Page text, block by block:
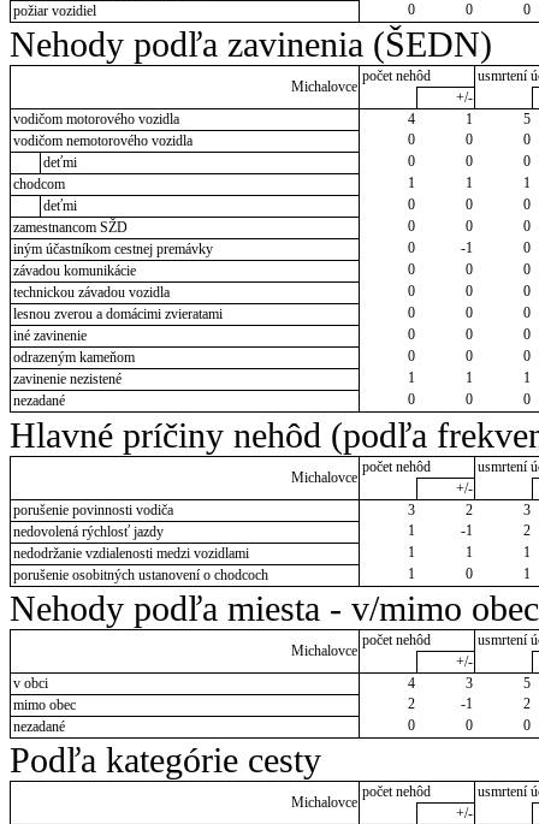
požiar vozidiel
0 0 0
Nehody podľa zavinenia (ŠEDN)
Michalovce
počet nehôd
usmrtení
+/-
vodičom motorového vozidla
4 1
5
vodičom nemotorového vozidla
0 0
0
deťmi
0 0
0
chodcom
1 1
1
deťmi
0 0
0
zamestnancom SŽD
0 0
0
iným účastníkom cestnej premávky
0 -1
0
závadou komunikácie
0 0
0
technickou závadou vozidla
0 0
0
lesnou zverou a domácimi zvieratami
0 0
0
iné zavinenie
0 0
0
odrazeným kameňom
0 0
0
zavinenie nezistené
1 1
1
nezadané
0 0 0
Hlavné príčiny nehôd (podľa
Michalovce
počet nehôd
usmrtení
+/-
porušenie povinnosti vodiča
3 2
3
nedovolená rýchlosť jazdy
1 -1
2
nedodržanie vzdialenosti medzi vozidlami
1 1
1
porušenie osobitných ustanovení o chodcoch
1 0 1
Nehody podľa miesta - v/mimo obec
Michalovce
počet nehôd
usmrtení
+/-
v obci
4 3
5
mimo obec
2 -1
2
nezadané
0 0 0
Podľa kategórie cesty
Michalovce
počet nehôd
usmrtení
+/-